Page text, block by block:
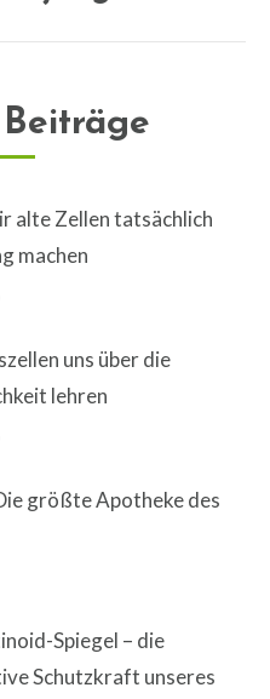
alte Zellen tatsächlich
machen
uns über die
lehren
größte Apotheke des
Spiegel – die
Schutzkraft unseres